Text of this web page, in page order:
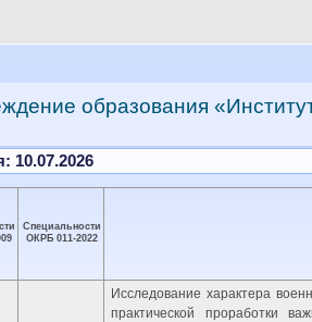
образования
10.07.2026
Специальности
ОКРБ 011-2022
Исследование характера
практической проработки